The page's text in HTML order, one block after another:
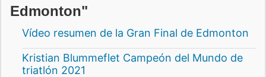
Edmonton"
Vídeo resumen de la Gran Final de Edmonton
Kristian Blummeflet Campeón del Mundo de
triatlón 2021